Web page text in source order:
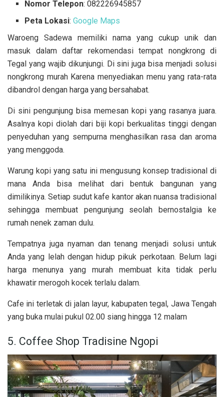
Nomor Telepon: 082226945857
Peta Lokasi:Google Maps
Waroeng Sadewa memiliki nama yang cukup unik dan
masuk dalam daftar rekomendasi tempat nongkrong di
Tegal yang wajib dikunjungi. Di sini juga bisa menjadi solusi
nongkrong murah Karena menyediakan menu yang rata-rata
dibandrol dengan harga yang bersahabat.
Di sini pengunjung bisa memesan kopi yang rasanya juara.
Asalnya kopi diolah dari biji kopi berkualitas tinggi dengan
penyeduhan yang sempurna menghasilkan rasa dan aroma
yang menggoda.
Warung kopi yang satu ini mengusung konsep tradisional di
mana Anda bisa melihat dari bentuk bangunan yang
dimilikinya. Setiap sudut kafe kantor akan nuansa tradisional
sehingga membuat pengunjung seolah bernostalgia ke
rumah nenek zaman dulu.
Tempatnya juga nyaman dan tenang menjadi solusi untuk
Anda yang lelah dengan hidup pikuk perkotaan. Belum lagi
harga menunya yang murah membuat kita tidak perlu
khawatir merogoh kocek terlalu dalam.
Cafe ini terletak di jalan layur, kabupaten tegal, Jawa Tengah
yang buka mulai pukul 02.00 siang hingga 12 malam
5. Coffee Shop Tradisine Ngopi